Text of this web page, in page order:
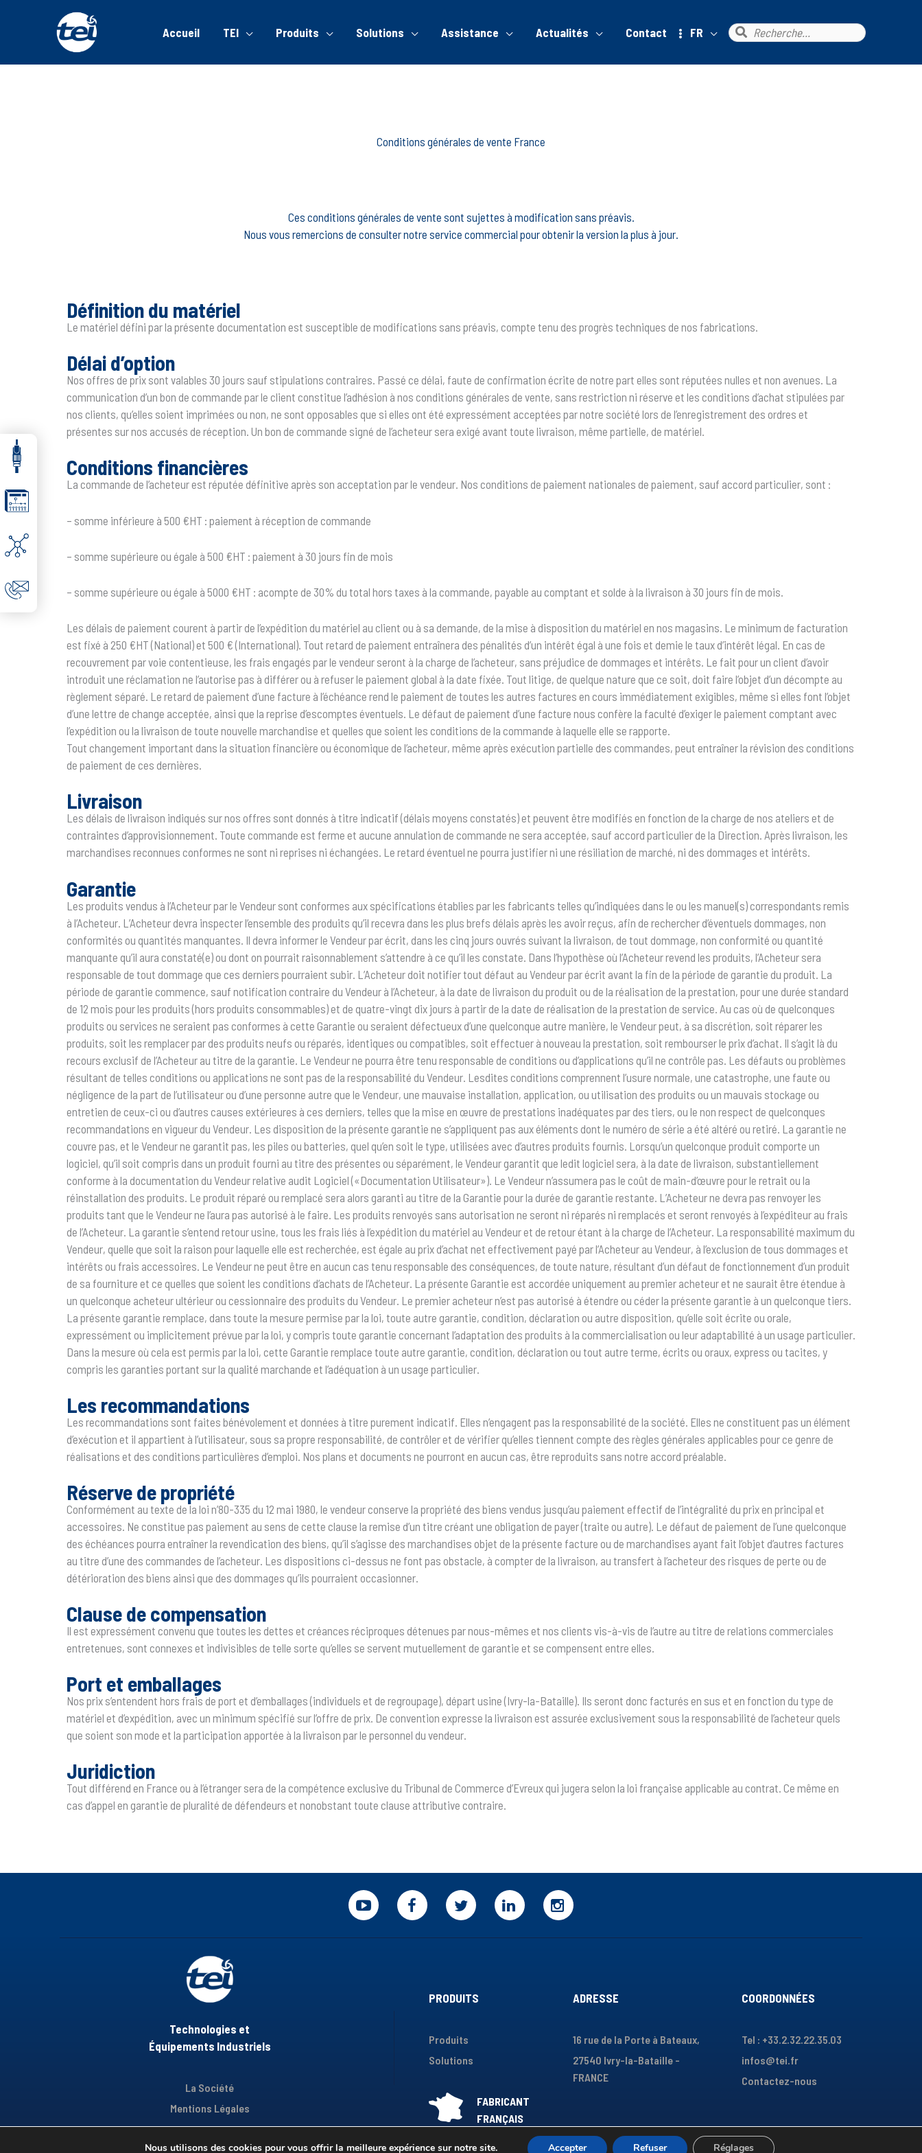
Accueil TEI Produits Solutions Assistance Actualités Contact FR Rechercher :
Conditions générales de vente France
Ces conditions générales de vente sont sujettes à modification sans préavis.
Nous vous remercions de consulter notre service commercial pour obtenir la version la plus à jour.
Définition du matériel
Le matériel défini par la présente documentation est susceptible de modifications sans préavis, compte tenu des progrès techniques de nos fabrications.
Délai d’option
Nos offres de prix sont valables 30 jours sauf stipulations contraires. Passé ce délai, faute de confirmation écrite de notre part elles sont réputées nulles et non avenues. La
communication d’un bon de commande par le client constitue l’adhésion à nos conditions générales de vente, sans restriction ni réserve et les conditions d’achat stipulées par
nos clients, qu’elles soient imprimées ou non, ne sont opposables que si elles ont été expressément acceptées par notre société lors de l’enregistrement des ordres et
présentes sur nos accusés de réception. Un bon de commande signé de l’acheteur sera exigé avant toute livraison, même partielle, de matériel.
Conditions financières
La commande de l’acheteur est réputée définitive après son acceptation par le vendeur. Nos conditions de paiement nationales de paiement, sauf accord particulier, sont :
– somme inférieure à 500 €HT : paiement à réception de commande
– somme supérieure ou égale à 500 €HT : paiement à 30 jours fin de mois
– somme supérieure ou égale à 5000 €HT : acompte de 30% du total hors taxes à la commande, payable au comptant et solde à la livraison à 30 jours fin de mois.
Les délais de paiement courent à partir de l’expédition du matériel au client ou à sa demande, de la mise à disposition du matériel en nos magasins. Le minimum de facturation
est fixé à 250 €HT (National) et 500 € (International). Tout retard de paiement entraînera des pénalités d’un intérêt égal à une fois et demie le taux d’intérêt légal. En cas de
recouvrement par voie contentieuse, les frais engagés par le vendeur seront à la charge de l’acheteur, sans préjudice de dommages et intérêts. Le fait pour un client d’avoir
introduit une réclamation ne l’autorise pas à différer ou à refuser le paiement global à la date fixée. Tout litige, de quelque nature que ce soit, doit faire l’objet d’un décompte au
règlement séparé. Le retard de paiement d’une facture à l’échéance rend le paiement de toutes les autres factures en cours immédiatement exigibles, même si elles font l’objet
d’une lettre de change acceptée, ainsi que la reprise d’escomptes éventuels. Le défaut de paiement d’une facture nous confère la faculté d’exiger le paiement comptant avec
l’expédition ou la livraison de toute nouvelle marchandise et quelles que soient les conditions de la commande à laquelle elle se rapporte.
Tout changement important dans la situation financière ou économique de l’acheteur, même après exécution partielle des commandes, peut entraîner la révision des conditions
de paiement de ces dernières.
Livraison
Les délais de livraison indiqués sur nos offres sont donnés à titre indicatif (délais moyens constatés) et peuvent être modifiés en fonction de la charge de nos ateliers et de
contraintes d’approvisionnement. Toute commande est ferme et aucune annulation de commande ne sera acceptée, sauf accord particulier de la Direction. Après livraison, les
marchandises reconnues conformes ne sont ni reprises ni échangées. Le retard éventuel ne pourra justifier ni une résiliation de marché, ni des dommages et intérêts.
Garantie
Les produits vendus à l’Acheteur par le Vendeur sont conformes aux spécifications établies par les fabricants telles qu’indiquées dans le ou les manuel(s) correspondants remis
à l’Acheteur. L’Acheteur devra inspecter l’ensemble des produits qu’il recevra dans les plus brefs délais après les avoir reçus, afin de rechercher d’éventuels dommages, non
conformités ou quantités manquantes. Il devra informer le Vendeur par écrit, dans les cinq jours ouvrés suivant la livraison, de tout dommage, non conformité ou quantité
manquante qu’il aura constaté(e) ou dont on pourrait raisonnablement s’attendre à ce qu’il les constate. Dans l’hypothèse où l’Acheteur revend les produits, l’Acheteur sera
responsable de tout dommage que ces derniers pourraient subir. L’Acheteur doit notifier tout défaut au Vendeur par écrit avant la fin de la période de garantie du produit. La
période de garantie commence, sauf notification contraire du Vendeur à l’Acheteur, à la date de livraison du produit ou de la réalisation de la prestation, pour une durée standard
de 12 mois pour les produits (hors produits consommables) et de quatre-vingt dix jours à partir de la date de réalisation de la prestation de service. Au cas où de quelconques
produits ou services ne seraient pas conformes à cette Garantie ou seraient défectueux d’une quelconque autre manière, le Vendeur peut, à sa discrétion, soit réparer les
produits, soit les remplacer par des produits neufs ou réparés, identiques ou compatibles, soit effectuer à nouveau la prestation, soit rembourser le prix d’achat. Il s’agit là du
recours exclusif de l’Acheteur au titre de la garantie. Le Vendeur ne pourra être tenu responsable de conditions ou d’applications qu’il ne contrôle pas. Les défauts ou problèmes
résultant de telles conditions ou applications ne sont pas de la responsabilité du Vendeur. Lesdites conditions comprennent l’usure normale, une catastrophe, une faute ou
négligence de la part de l’utilisateur ou d’une personne autre que le Vendeur, une mauvaise installation, application, ou utilisation des produits ou un mauvais stockage ou
entretien de ceux-ci ou d’autres causes extérieures à ces derniers, telles que la mise en œuvre de prestations inadéquates par des tiers, ou le non respect de quelconques
recommandations en vigueur du Vendeur. Les disposition de la présente garantie ne s’appliquent pas aux éléments dont le numéro de série a été altéré ou retiré. La garantie ne
couvre pas, et le Vendeur ne garantit pas, les piles ou batteries, quel qu’en soit le type, utilisées avec d’autres produits fournis. Lorsqu’un quelconque produit comporte un
logiciel, qu’il soit compris dans un produit fourni au titre des présentes ou séparément, le Vendeur garantit que ledit logiciel sera, à la date de livraison, substantiellement
conforme à la documentation du Vendeur relative audit Logiciel («Documentation Utilisateur»). Le Vendeur n’assumera pas le coût de main-d’œuvre pour le retrait ou la
réinstallation des produits. Le produit réparé ou remplacé sera alors garanti au titre de la Garantie pour la durée de garantie restante. L’Acheteur ne devra pas renvoyer les
produits tant que le Vendeur ne l’aura pas autorisé à le faire. Les produits renvoyés sans autorisation ne seront ni réparés ni remplacés et seront renvoyés à l’expéditeur au frais
de l’Acheteur. La garantie s’entend retour usine, tous les frais liés à l’expédition du matériel au Vendeur et de retour étant à la charge de l’Acheteur. La responsabilité maximum du
Vendeur, quelle que soit la raison pour laquelle elle est recherchée, est égale au prix d’achat net effectivement payé par l’Acheteur au Vendeur, à l’exclusion de tous dommages et
intérêts ou frais accessoires. Le Vendeur ne peut être en aucun cas tenu responsable des conséquences, de toute nature, résultant d’un défaut de fonctionnement d’un produit
de sa fourniture et ce quelles que soient les conditions d’achats de l’Acheteur. La présente Garantie est accordée uniquement au premier acheteur et ne saurait être étendue à
un quelconque acheteur ultérieur ou cessionnaire des produits du Vendeur. Le premier acheteur n’est pas autorisé à étendre ou céder la présente garantie à un quelconque tiers.
La présente garantie remplace, dans toute la mesure permise par la loi, toute autre garantie, condition, déclaration ou autre disposition, qu’elle soit écrite ou orale,
expressément ou implicitement prévue par la loi, y compris toute garantie concernant l’adaptation des produits à la commercialisation ou leur adaptabilité à un usage particulier.
Dans la mesure où cela est permis par la loi, cette Garantie remplace toute autre garantie, condition, déclaration ou tout autre terme, écrits ou oraux, express ou tacites, y
compris les garanties portant sur la qualité marchande et l’adéquation à un usage particulier.
Les recommandations
Les recommandations sont faites bénévolement et données à titre purement indicatif. Elles n’engagent pas la responsabilité de la société. Elles ne constituent pas un élément
d’exécution et il appartient à l’utilisateur, sous sa propre responsabilité, de contrôler et de vérifier qu’elles tiennent compte des règles générales applicables pour ce genre de
réalisations et des conditions particulières d’emploi. Nos plans et documents ne pourront en aucun cas, être reproduits sans notre accord préalable.
Réserve de propriété
Conformément au texte de la loi n’80-335 du 12 mai 1980, le vendeur conserve la propriété des biens vendus jusqu’au paiement effectif de l’intégralité du prix en principal et
accessoires. Ne constitue pas paiement au sens de cette clause la remise d’un titre créant une obligation de payer (traite ou autre). Le défaut de paiement de l’une quelconque
des échéances pourra entraîner la revendication des biens, qu’il s’agisse des marchandises objet de la présente facture ou de marchandises ayant fait l’objet d’autres factures
au titre d’une des commandes de l’acheteur. Les dispositions ci-dessus ne font pas obstacle, à compter de la livraison, au transfert à l’acheteur des risques de perte ou de
détérioration des biens ainsi que des dommages qu’ils pourraient occasionner.
Clause de compensation
Il est expressément convenu que toutes les dettes et créances réciproques détenues par nous-mêmes et nos clients vis-à-vis de l’autre au titre de relations commerciales
entretenues, sont connexes et indivisibles de telle sorte qu’elles se servent mutuellement de garantie et se compensent entre elles.
Port et emballages
Nos prix s’entendent hors frais de port et d’emballages (individuels et de regroupage), départ usine (Ivry-la-Bataille). Ils seront donc facturés en sus et en fonction du type de
matériel et d’expédition, avec un minimum spécifié sur l’offre de prix. De convention expresse la livraison est assurée exclusivement sous la responsabilité de l’acheteur quels
que soient son mode et la participation apportée à la livraison par le personnel du vendeur.
Juridiction
Tout différend en France ou à l’étranger sera de la compétence exclusive du Tribunal de Commerce d’Evreux qui jugera selon la loi française applicable au contrat. Ce même en
cas d’appel en garantie de pluralité de défendeurs et nonobstant toute clause attributive contraire.
Technologies et
Équipements Industriels
La Société
Mentions Légales
PRODUITS
Produits
Solutions
ADRESSE
16 rue de la Porte à Bateaux,
27540 Ivry-la-Bataille -
FRANCE
COORDONNÉES
Tel : +33.2.32.22.35.03
infos@tei.fr
Contactez-nous
Nous utilisons des cookies pour vous offrir la meilleure expérience sur notre site. Accepter Refuser Réglages